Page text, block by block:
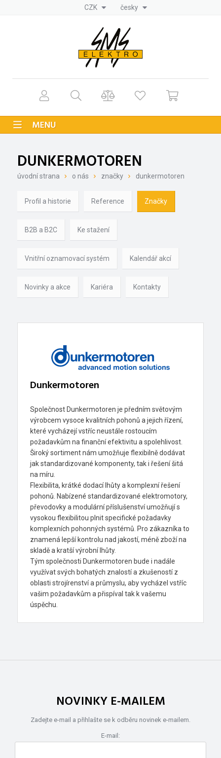
CZK česky
MENU
DUNKERMOTOREN
úvodní strana o nás značky dunkermotoren
Profil a historie Reference Značky
B2B a B2C Ke stažení
Vnitřní oznamovací systém Kalendář akcí
Novinky a akce Kariéra Kontakty
Dunkermotoren
Společnost Dunkermotoren je předním světovým
výrobcem vysoce kvalitních pohonů a jejich řízení,
které vycházejí vstříc neustále rostoucím
požadavkům na finanční efektivitu a spolehlivost.
Široký sortiment nám umožňuje flexibilně dodávat
jak standardizované komponenty, tak i řešení šitá
na míru.
Flexibilita, krátké dodací lhůty a komplexní řešení
pohonů. Nabízené standardizované elektromotory,
převodovky a modulární příslušenství umožňují s
vysokou flexibilitou plnit specifické požadavky
komplexních pohonných systémů. Pro zákazníka to
znamená lepší kontrolu nad jakostí, méně zboží na
skladě a kratší výrobní lhůty.
Tým společnosti Dunkermotoren bude i nadále
využívat svých bohatých znalostí a zkušeností z
oblasti strojírenství a průmyslu, aby vycházel vstříc
vašim požadavkům a přispíval tak k vašemu
úspěchu.
NOVINKY E-MAILEM
Zadejte e-mail a přihlašte se k odběru novinek e-mailem.
E-mail: